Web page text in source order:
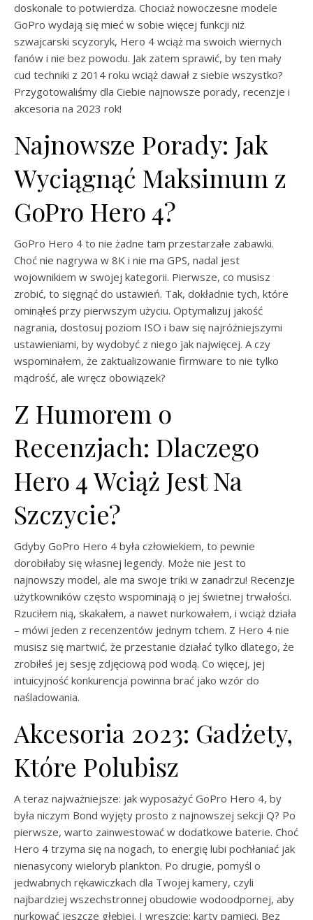
doskonale to potwierdza. Chociaż nowoczesne modele
GoPro wydają się mieć w sobie więcej funkcji niż
szwajcarski scyzoryk, Hero 4 wciąż ma swoich wiernych
fanów i nie bez powodu. Jak zatem sprawić, by ten mały
cud techniki z 2014 roku wciąż dawał z siebie wszystko?
Przygotowaliśmy dla Ciebie najnowsze porady, recenzje i
akcesoria na 2023 rok!
Najnowsze Porady: Jak
Wyciągnąć Maksimum z
GoPro Hero 4?
GoPro Hero 4 to nie żadne tam przestarzałe zabawki.
Choć nie nagrywa w 8K i nie ma GPS, nadal jest
wojownikiem w swojej kategorii. Pierwsze, co musisz
zrobić, to sięgnąć do ustawień. Tak, dokładnie tych, które
ominąłeś przy pierwszym użyciu. Optymalizuj jakość
nagrania, dostosuj poziom ISO i baw się najróżniejszymi
ustawieniami, by wydobyć z niego jak najwięcej. A czy
wspominałem, że zaktualizowanie firmware to nie tylko
mądrość, ale wręcz obowiązek?
Z Humorem o
Recenzjach: Dlaczego
Hero 4 Wciąż Jest Na
Szczycie?
Gdyby GoPro Hero 4 była człowiekiem, to pewnie
dorobiłaby się własnej legendy. Może nie jest to
najnowszy model, ale ma swoje triki w zanadrzu! Recenzje
użytkowników często wspominają o jej świetnej trwałości.
Rzuciłem nią, skakałem, a nawet nurkowałem, i wciąż działa
– mówi jeden z recenzentów jednym tchem. Z Hero 4 nie
musisz się martwić, że przestanie działać tylko dlatego, że
zrobiłeś jej sesję zdjęciową pod wodą. Co więcej, jej
intuicyjność konkurencja powinna brać jako wzór do
naśladowania.
Akcesoria 2023: Gadżety,
Które Polubisz
A teraz najważniejsze: jak wyposażyć GoPro Hero 4, by
była niczym Bond wyjęty prosto z najnowszej sekcji Q? Po
pierwsze, warto zainwestować w dodatkowe baterie. Choć
Hero 4 trzyma się na nogach, to energię lubi pochłaniać jak
nienasycony wieloryb plankton. Po drugie, pomyśl o
jedwabnych rękawiczkach dla Twojej kamery, czyli
najbardziej wszechstronnej obudowie wodoodpornej, aby
nurkować jeszcze głębiej. I wreszcie: karty pamięci. Bez